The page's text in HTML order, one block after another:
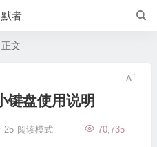
默者
正文
键盘使用说明
70,735
25 阅读模式